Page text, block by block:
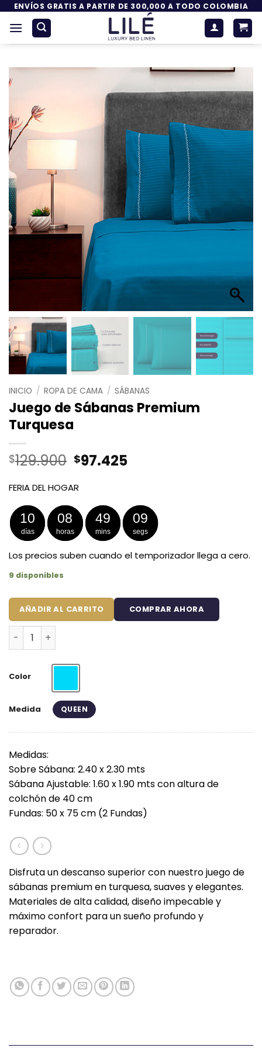
Saltar
contenido
ENVÍOS GRATIS A PARTIR DE 300,000 A TODO COLOMBIA
INICIO / ROPA DE CAMA / SÁBANAS
Juego de Sábanas Premium
Turquesa
$129.900 El
original
era:
$129.900.
$97.425El
es:
$97.425.
FERIA DEL HOGAR
10
días
08
horas
49
mins
08
segs
Los precios suben cuando el temporizador llega a cero.
Color
Medida QUEEN
Medidas:
Sobre Sábana: 2.40 x 2.30 mts
Sábana Ajustable: 1.60 x 1.90 mts con altura de
colchón de 40 cm
Fundas: 50 x 75 cm (2 Fundas)
9 disponibles
Juego de Sábanas Premium Turquesa cantidad
AÑADIR AL CARRITO COMPRAR AHORA
Disfruta un descanso superior con nuestro juego de
sábanas premium en turquesa, suaves y elegantes.
Materiales de alta calidad, diseño impecable y
máximo confort para un sueño profundo y
reparador.